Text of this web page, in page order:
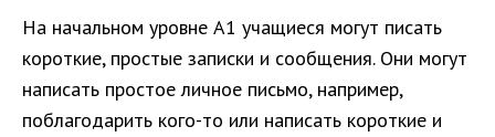
На начальном уровне A1 учащиеся могут писать
короткие, простые записки и сообщения. Они могут
написать простое личное письмо, например,
поблагодарить кого-то или написать короткие и